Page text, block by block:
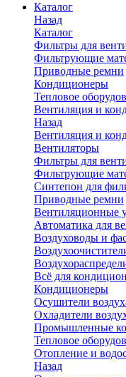
Каталог
Назад
Каталог
Фильтры для
Фильтрующие
Приводные ремни
Кондиционеры
Тепловое
Вентиляция и
Назад
Вентиляция и
Вентиляторы
Фильтры для
Фильтрующие
Синтепон для
Приводные ремни
Вентиляционные
Автоматика для
Воздуховоды и
Всё для
Кондиционеры
Осушители
Охладители
Промышленные
Тепловое
Отопление и
Назад